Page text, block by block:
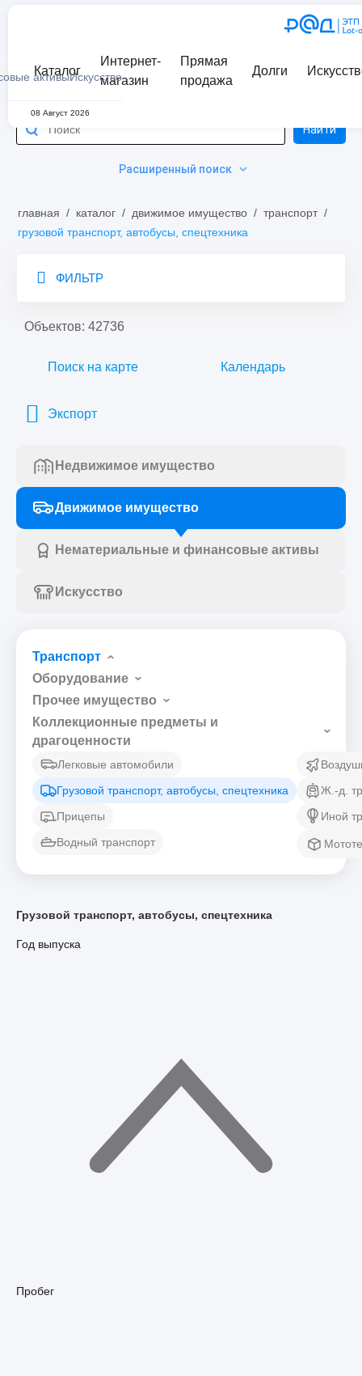
активыИскусство
Каталог
Интернет-
магазин
Прямая
продажа
Долги
08 Август 2026
Расширенный поиск
Найти
главная / каталог / движимое имущество / транспорт /
грузовой транспорт, автобусы, спецтехника
ФИЛЬТР
Объектов: 42736
Поиск на карте Календарь
Экспорт
Недвижимое имущество
Движимое имущество
Нематериальные и финансовые активы
Искусство
Транспорт
Оборудование
Прочее имущество
Коллекционные предметы и
драгоценности
Легковые автомобили
Грузовой транспорт, автобусы, спецтехника
Прицепы
Водный транспорт
Ж.-д.
Иной
Грузовой транспорт, автобусы, спецтехника
Год выпуска
Пробег